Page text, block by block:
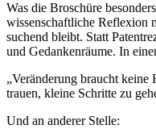
Was die Broschüre
wissenschaftliche Reflexion
suchend bleibt. Statt
und Gedankenräume. In
„Veränderung braucht keine
trauen, kleine Schritte zu
Und an anderer Stelle: